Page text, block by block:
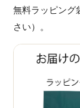
無料ラッピング
さい）。